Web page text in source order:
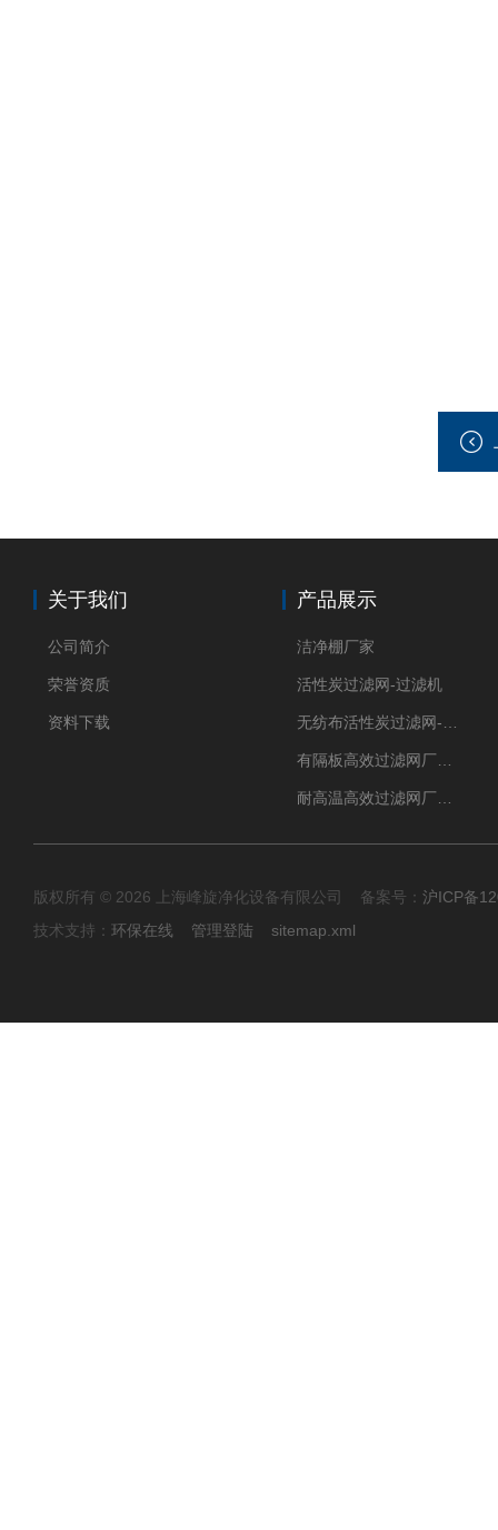
关于我们
公司简介
荣誉资质
资料下载
产品展示
洁净棚厂家
活性炭过滤网-过滤机
版权所有 © 2026 上海峰旋净化设备有限公司 备案号： 沪ICP备
技术支持： 环保在线 管理登陆 sitemap.xml